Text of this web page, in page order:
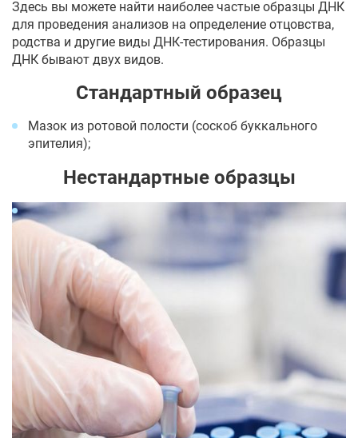
Здесь вы можете найти наиболее частые образцы ДНК
для проведения анализов на определение отцовства,
родства и другие виды ДНК-тестирования. Образцы
ДНК бывают двух видов.
Стандартный образец
Мазок из ротовой полости (соскоб буккального
эпителия);
Нестандартные образцы